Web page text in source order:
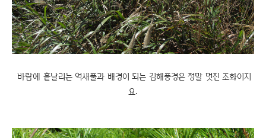
바람에 흩날리는 억새풀과 배경이 되는 김해풍경은 정말 멋진 조화이지
요.